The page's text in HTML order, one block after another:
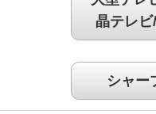
晶テレビ
シャー